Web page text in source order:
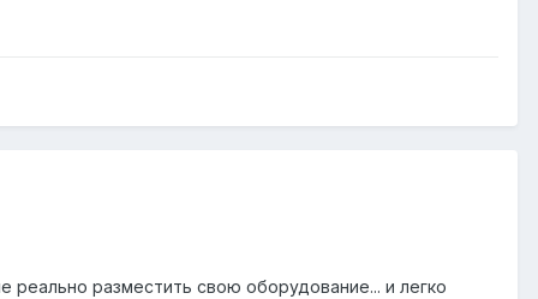
разместить свою оборудование... и легко